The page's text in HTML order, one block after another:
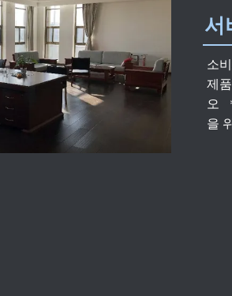
서
소
제
오
을